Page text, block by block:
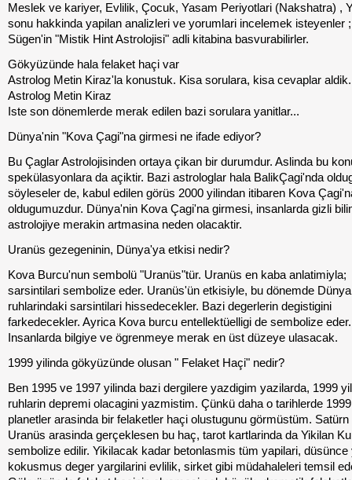
Meslek ve kariyer, Evlilik, Çocuk, Yasam Periyotlari (Nakshatra) ,
sonu hakkinda yapilan analizleri ve yorumlari incelemek isteyenler
Sügen'in "Mistik Hint Astrolojisi" adli kitabina basvurabilirler.
Gökyüzünde hala felaket haçi var
Astrolog Metin Kiraz'la konustuk. Kisa sorulara, kisa cevaplar
Astrolog Metin Kiraz
Iste son dönemlerde merak edilen bazi sorulara yanitlar...
Dünya'nin "Kova Çagi"na girmesi ne ifade ediyor?
Bu Çaglar Astrolojisinden ortaya çikan bir durumdur. Aslinda bu
spekülasyonlara da açiktir. Bazi astrologlar hala BalikÇagi'nda
söyleseler de, kabul edilen görüs 2000 yilindan itibaren Kova
oldugumuzdur. Dünya'nin Kova Çagi'na girmesi, insanlarda gizli
astrolojiye merakin artmasina neden olacaktir.
Uranüs gezegeninin, Dünya'ya etkisi nedir?
Kova Burcu'nun sembolü "Uranüs"tür. Uranüs en kaba anlatimiyla;
sarsintilari sembolize eder. Uranüs'ün etkisiyle, bu dönemde
ruhlarindaki sarsintilari hissedecekler. Bazi degerlerin degistigini
farkedecekler. Ayrica Kova burcu entellektüelligi de sembolize eder.
Insanlarda bilgiye ve ögrenmeye merak en üst düzeye ulasacak.
1999 yilinda gökyüzünde olusan " Felaket Haçi" nedir?
Ben 1995 ve 1997 yilinda bazi dergilere yazdigim yazilarda, 1999
ruhlarin depremi olacagini yazmistim. Çünkü daha o tarihlerde
planetler arasinda bir felaketler haçi olustugunu görmüstüm. Satürn
Uranüs arasinda gerçeklesen bu haç, tarot kartlarinda da Yikilan
sembolize edilir. Yikilacak kadar betonlasmis tüm yapilari, düsünce
kokusmus deger yargilarini evlilik, sirket gibi müdahaleleri temsil